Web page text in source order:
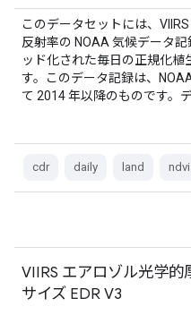
このデータセットには、
反射率の NOAA 気候データ
ッド化された毎日の正規化植
す。このデータ記録は、
て 2014 年以降のものです。
cdr daily land ndvi
VIIRS エアロゾル光学
サイズ EDR V3